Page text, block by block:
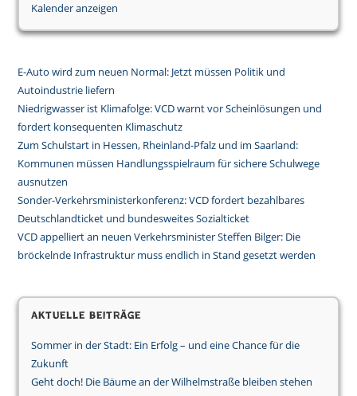
Kalender anzeigen
E-Auto wird zum neuen Normal: Jetzt müssen Politik und
Autoindustrie liefern
Niedrigwasser ist Klimafolge: VCD warnt vor Scheinlösungen und
fordert konsequenten Klimaschutz
Zum Schulstart in Hessen, Rheinland-Pfalz und im Saarland:
Kommunen müssen Handlungsspielraum für sichere Schulwege
ausnutzen
Sonder-Verkehrsministerkonferenz: VCD fordert bezahlbares
Deutschlandticket und bundesweites Sozialticket
VCD appelliert an neuen Verkehrsminister Steffen Bilger: Die
bröckelnde Infrastruktur muss endlich in Stand gesetzt werden
Aktuelle Beiträge
Sommer in der Stadt: Ein Erfolg – und eine Chance für die
Zukunft
Geht doch! Die Bäume an der Wilhelmstraße bleiben stehen